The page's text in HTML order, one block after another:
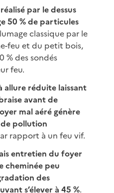
par le dessus
50 % de particules
classique par le
feu et du petit bois,
% des sondés
feu.
allure réduite laissant
avant de
mal aéré génère
de pollution
rapport à un feu vif.
entretien du foyer
cheminée peu
des
s’élever à 45 %.